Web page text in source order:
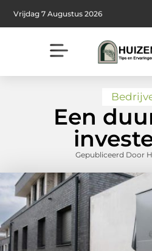
Vrijdag 7 Augustus 2026
Een
Gepubliceerd Door